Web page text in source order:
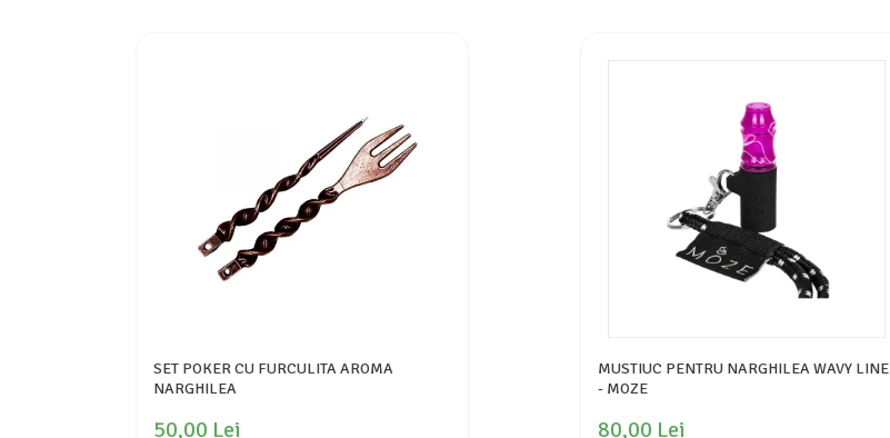
SET POKER CU FURCULITA AROMA
NARGHILEA
50,00 Lei
MUSTIUC PENTRU NARGHILEA WAVY LINE
- MOZE
80,00 Lei